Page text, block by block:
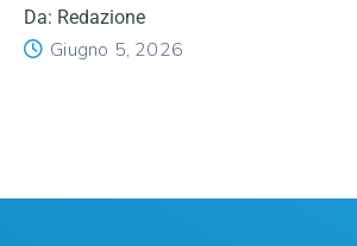
Da: Redazione
Giugno 5, 2026